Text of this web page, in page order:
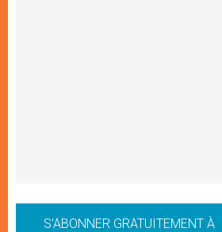
S'ABONNER GRATUITEMENT À